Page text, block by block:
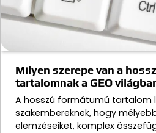
Milyen szerepe van a
tartalomnak a GEO
A hosszú formátumú tartalom
szakembereknek, hogy
elemzéseiket, komplex